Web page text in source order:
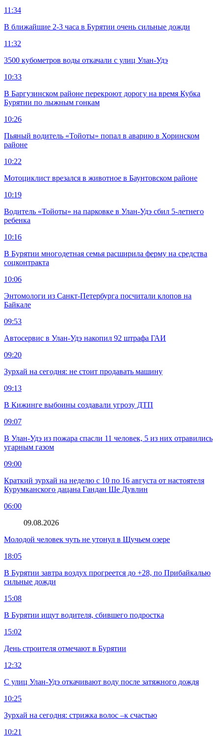
11:34
В ближайшие 2-3 часа в Бурятии очень сильные дожди
11:32
3500 кубометров воды откачали с улиц Улан-Удэ
10:33
В Баргузинском районе перекроют дорогу на время Кубка
Бурятии по лыжным гонкам
10:26
Пьяный водитель «Тойоты» попал в аварию в Хоринском
районе
10:22
Мотоциклист врезался в животное в Баунтовском районе
10:19
Водитель «Тойоты» на парковке в Улан-Удэ сбил 5-летнего
ребенка
10:16
В Бурятии многодетная семья расширила ферму на средства
соцконтракта
10:06
Энтомологи из Санкт-Петербурга посчитали клопов на
Байкале
09:53
Автосервис в Улан-Удэ накопил 92 штрафа ГАИ
09:20
Зурхай на сегодня: не стоит продавать машину
09:13
В Кижинге выбоины создавали угрозу ДТП
09:07
В Улан-Удэ из пожара спасли 11 человек, 5 из них отравились
угарным газом
09:00
Краткий зурхай на неделю с 10 по 16 августа от настоятеля
Курумканского дацана Гандан Ше Дувлин
06:00
09.08.2026
Молодой человек чуть не утонул в Щучьем озере
18:05
В Бурятии завтра воздух прогреется до +28, по Прибайкалью
сильные дожди
15:08
В Бурятии ищут водителя, сбившего подростка
15:02
День строителя отмечают в Бурятии
12:32
С улиц Улан-Удэ откачивают воду после затяжного дождя
10:25
Зурхай на сегодня: стрижка волос –к счастью
10:21